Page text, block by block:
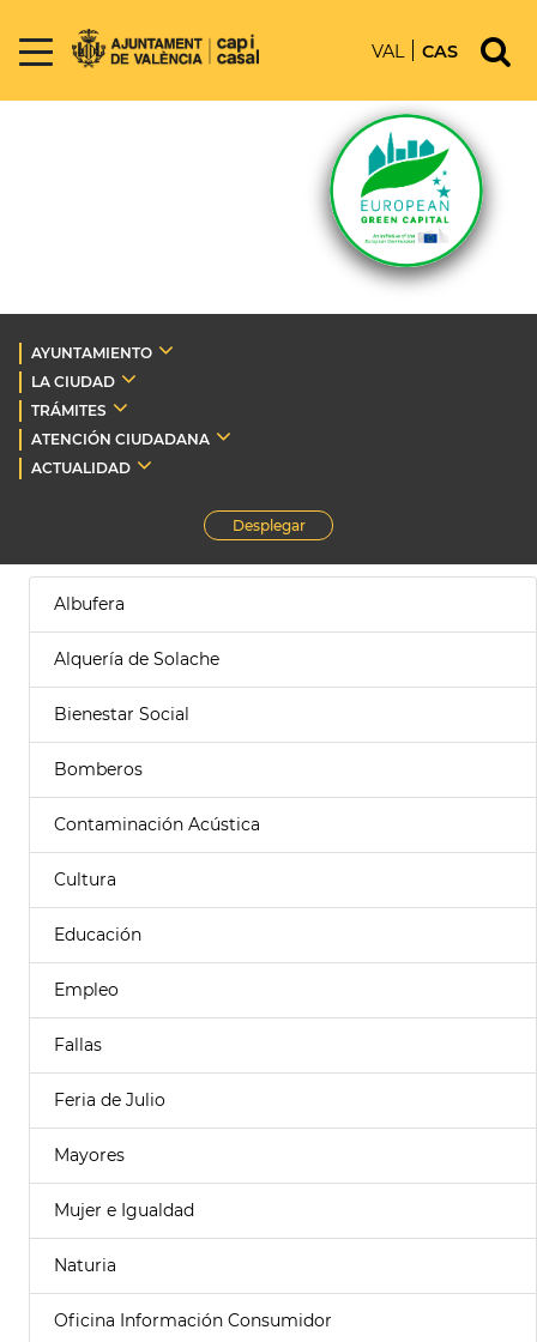
VAL CAS
AYUNTAMIENTO
LA CIUDAD
TRÁMITES
ATENCIÓN CIUDADANA
ACTUALIDAD
Desplegar
Albufera
Alquería de Solache
Bienestar Social
Bomberos
Contaminación Acústica
Cultura
Educación
Empleo
Fallas
Feria de Julio
Mayores
Mujer e Igualdad
Naturia
Oficina Información Consumidor